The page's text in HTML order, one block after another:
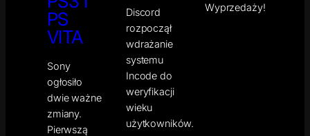
PS
VITA
Sony
ogłosiło
dwie ważne
zmiany.
Pierwszą
Discord
rozpoczął
wdrażanie
systemu
Incode do
weryfikacji
wieku
użytkowników.
Wyprzedaży!